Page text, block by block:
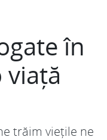
în
trăim viețile ne